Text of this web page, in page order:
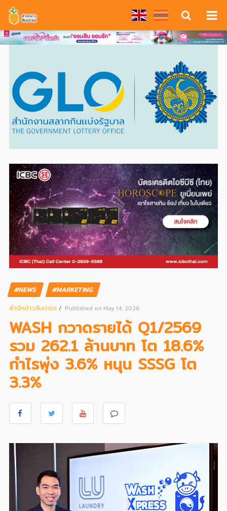
#NEWS
#MARKETING
สํานักข่าวสับปะรด
Published on May 14, 2026
WASH กวาดรายได้ Q1/2569
รวม 262.1 ล้านบาท โต 18.6%
กำไรพุ่ง 3.6% หนุน SSSG โต
3.3%